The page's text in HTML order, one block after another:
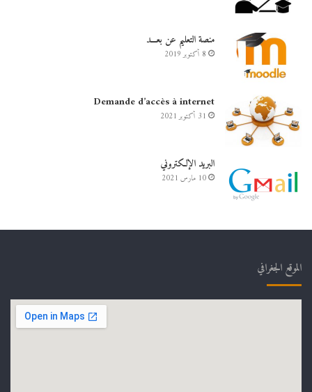
منصة التعليم عن بعـــد
8 أكتوبر 2019
Demande d’accès à internet
31 أكتوبر 2021
البريد الإلكتروني
10 مارس 2021
الموقع الجغرافي